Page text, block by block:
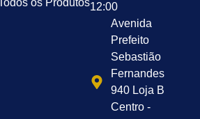
os Produtos12:00
Avenida
Prefeito
Sebastião
Fernandes
940 Loja B
Centro -